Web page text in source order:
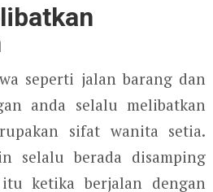
seperti jalan barang dan
anda selalu melibatkan
sifat wanita setia.
selalu berada disamping
ketika berjalan dengan